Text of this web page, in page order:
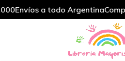
Envíos a todo Argentina